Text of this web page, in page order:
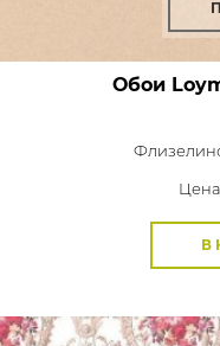
Обои
В